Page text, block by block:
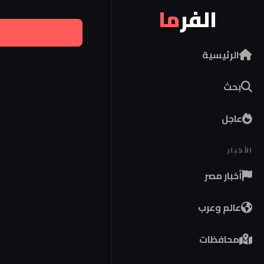
الفرما
الرئيسية
بحث
عاجل
الأخبار
أخبار مصر
عالم وعرب
محافظات